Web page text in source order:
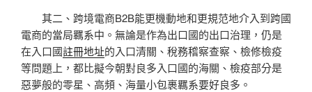
其二、跨境電商B2B能更機動地和更規范地介入到跨國
電商的當局羈系中。無論是作為出口國的出口治理，仍是
在入口國註冊地址的入口清關、稅務稽察查察、檢修檢疫
等問題上，都比擬今朝對良多入口國的海關、檢疫部分是
惡夢般的零星、高頻、海量小包裹羈系要好良多。